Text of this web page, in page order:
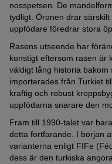
nosspetsen. De
tydligt. Öronen drar
uppfödare föredrar stora
Rasens utseende har
konstigt eftersom rasen är
väldigt lång historia
importerades från Turkiet
kraftig och robust
uppfödarna snarare den
Fram till 1990-talet var
detta fortfarande. I början
varianterna enligt FIFe
dess är den turkiska